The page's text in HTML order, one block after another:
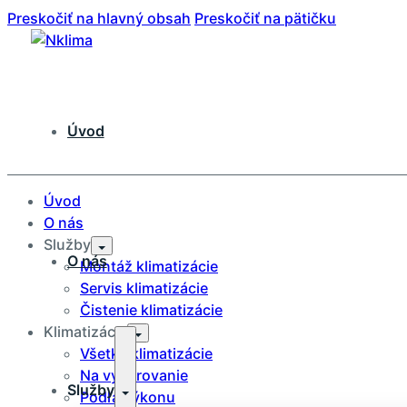
Preskočiť na hlavný obsah Preskočiť na pätičku
Úvod
O nás
Služby
Úvod
O nás
Služby
Montáž klimatizácie
Servis klimatizácie
Čistenie klimatizácie
Klimatizácie
Všetký klimatizácie
Na vykurovanie
Podľa výkonu